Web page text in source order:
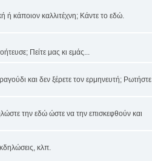
ή κάποιον καλλιτέχνη; Κάντε το εδώ.
Πείτε μας κι εμάς...
και δεν ξέρετε τον ερμηνευτή; Ρωτήστε
την εδώ ώστε να την επισκεφθούν και
κλπ.